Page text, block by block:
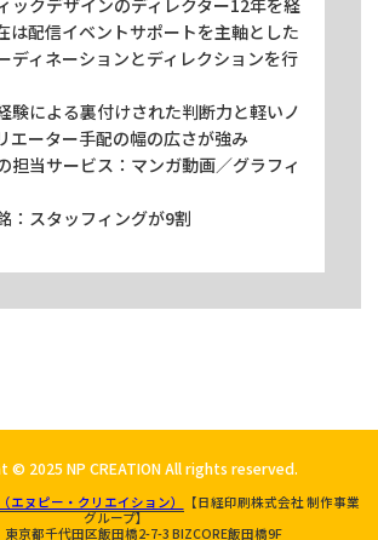
は配信イベントサポートを主軸とした
ディネーションとディレクションを行
験による裏付けされた判断力と軽いノ
エーター手配の幅の広さが強み
担当サービス：マンガ動画／グラフィ
：スタッフィングが9割
© 2025 NP CREATION All rights reserved.
エヌピー・クリエイション）
【日経印刷株式会社 制作事業
グループ】
東京都千代田区飯田橋2-7-3 BIZCORE飯田橋9F